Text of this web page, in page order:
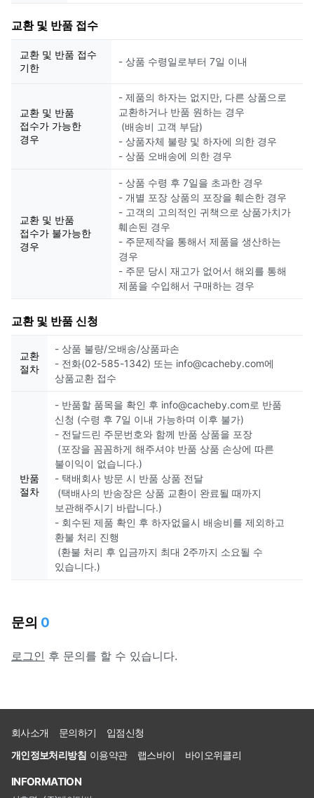
교환 및 반품 접수
교환 및 반품 접수
기한
- 상품 수령일로부터 7일 이내
교환 및 반품
접수가 가능한
경우
- 제품의 하자는 없지만, 다른 상품으로
교환하거나 반품 원하는 경우
(배송비 고객 부담)
- 상품자체 불량 및 하자에 의한 경우
- 상품 오배송에 의한 경우
교환 및 반품
접수가 불가능한
경우
- 상품 수령 후 7일을 초과한 경우
- 개별 포장 상품의 포장을 훼손한 경우
- 고객의 고의적인 귀책으로 상품가치가
훼손된 경우
- 주문제작을 통해서 제품을 생산하는
경우
- 주문 당시 재고가 없어서 해외를 통해
제품을 수입해서 구매하는 경우
교환 및 반품 신청
교환
절차
- 상품 불량/오배송/상품파손
- 전화(02-585-1342) 또는 info@cacheby.com에
상품교환 접수
반품
절차
- 반품할 품목을 확인 후 info@cacheby.com로 반품
신청 (수령 후 7일 이내 가능하며 이후 불가)
- 전달드린 주문번호와 함께 반품 상품을 포장
(포장을 꼼꼼하게 해주셔야 반품 상품 손상에 따른
불이익이 없습니다.)
- 택배회사 방문 시 반품 상품 전달
(택배사의 반송장은 상품 교환이 완료될 때까지
보관해주시기 바랍니다.)
- 회수된 제품 확인 후 하자없을시 배송비를 제외하고
환불 처리 진행
(환불 처리 후 입금까지 최대 2주까지 소요될 수
있습니다.)
문의 0
로그인 후 문의를 할 수 있습니다.
회사소개 문의하기
입점신청
개인정보처리방침 이용약관 랩스바이 바이오위클리
INFORMATION